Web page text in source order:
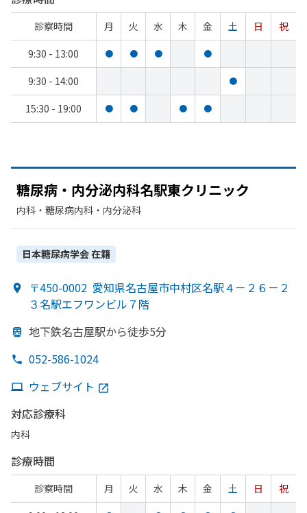
診察時間 月 火 水 木 金 土 日
祝
9:30 - 13:00
● ● ● ●
9:30 - 14:00 ●
15:30 - 19:00 ● ● ● ●
糖尿病・内分泌内科名駅東クリニック
内科・​糖尿病内科・​内分泌科
日本糖尿病学会在籍
〒450-0002 愛知県名古屋市中村区名駅４－２６－２
３名駅エフワンビル７階
地下鉄名古屋駅から徒歩5分
052-586-1024
ウェブサイト
対応診療科
内科
診療時間
診察時間 月 火 水 木 金 土 日
祝